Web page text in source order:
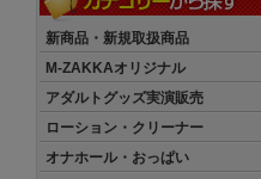
新商品・新規取扱商品
M-ZAKKAオリジナル
アダルトグッズ実演販売
ローション・クリーナー
オナホール・おっぱい